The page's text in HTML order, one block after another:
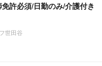
許必須/日勤のみ/介護付き
世田谷